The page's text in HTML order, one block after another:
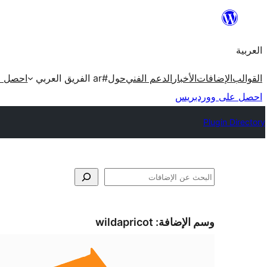
المحتوى
العربية
القوالبالإضافاتالأخبار الدعم الفنيحول#ar الفريق العربي
احصل
احصل على ووردبريس
Plugin Directory
البحث
وسم الإضافة: wildapricot